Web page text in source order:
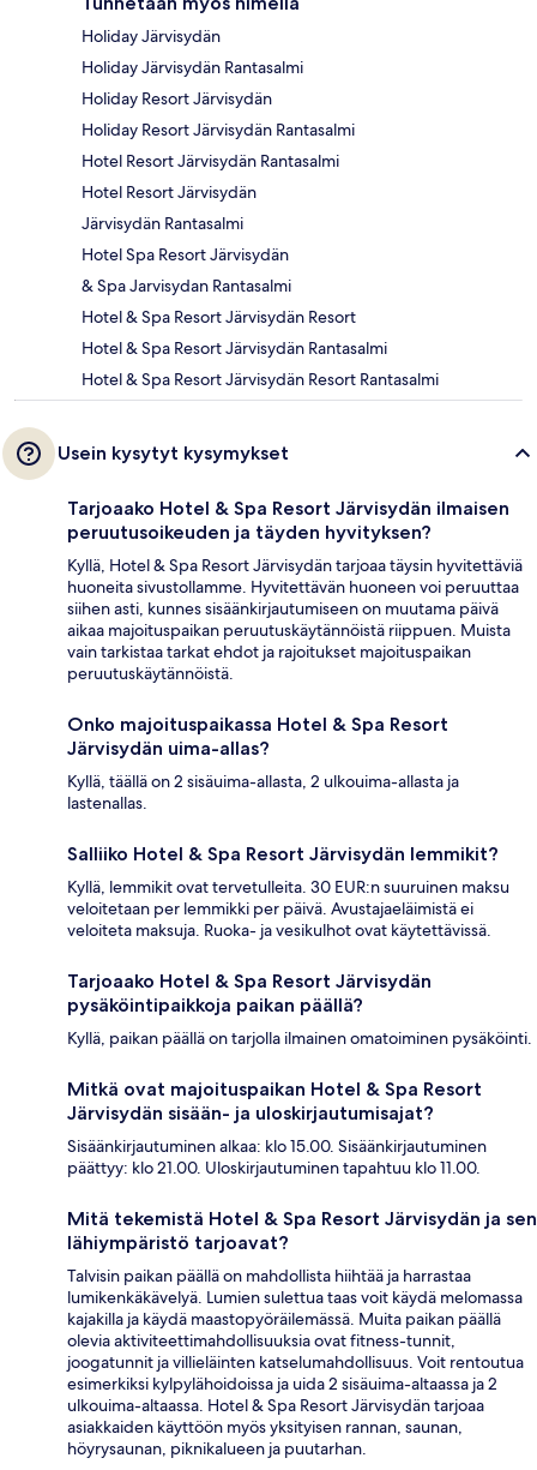
Holiday Järvisydän
Holiday Järvisydän Rantasalmi
Holiday Resort Järvisydän
Holiday Resort Järvisydän Rantasalmi
Hotel Resort Järvisydän Rantasalmi
Hotel Resort Järvisydän
Järvisydän Rantasalmi
Hotel Spa Resort Järvisydän
& Spa Jarvisydan Rantasalmi
Hotel & Spa Resort Järvisydän Resort
Hotel & Spa Resort Järvisydän Rantasalmi
Hotel & Spa Resort Järvisydän Resort Rantasalmi
Usein kysytyt kysymykset
Tarjoaako Hotel & Spa Resort Järvisydän ilmaisen
peruutusoikeuden ja täyden hyvityksen?
Kyllä, Hotel & Spa Resort Järvisydän tarjoaa täysin hyvitettäviä
huoneita sivustollamme. Hyvitettävän huoneen voi peruuttaa
siihen asti, kunnes sisäänkirjautumiseen on muutama päivä
aikaa majoituspaikan peruutuskäytännöistä riippuen. Muista
vain tarkistaa tarkat ehdot ja rajoitukset majoituspaikan
peruutuskäytännöistä.
Onko majoituspaikassa Hotel & Spa Resort
Järvisydän uima-allas?
Kyllä, täällä on 2 sisäuima-allasta, 2 ulkouima-allasta ja
lastenallas.
Salliiko Hotel & Spa Resort Järvisydän lemmikit?
Kyllä, lemmikit ovat tervetulleita. 30 EUR:n suuruinen maksu
veloitetaan per lemmikki per päivä. Avustajaeläimistä ei
veloiteta maksuja. Ruoka- ja vesikulhot ovat käytettävissä.
Tarjoaako Hotel & Spa Resort Järvisydän
pysäköintipaikkoja paikan päällä?
Kyllä, paikan päällä on tarjolla ilmainen omatoiminen pysäköinti.
Mitkä ovat majoituspaikan Hotel & Spa Resort
Järvisydän sisään- ja uloskirjautumisajat?
Sisäänkirjautuminen alkaa: klo 15.00. Sisäänkirjautuminen
päättyy: klo 21.00. Uloskirjautuminen tapahtuu klo 11.00.
Mitä tekemistä Hotel & Spa Resort Järvisydän ja sen
lähiympäristö tarjoavat?
Talvisin paikan päällä on mahdollista hiihtää ja harrastaa
lumikenkäkävelyä. Lumien sulettua taas voit käydä melomassa
kajakilla ja käydä maastopyöräilemässä. Muita paikan päällä
olevia aktiviteettimahdollisuuksia ovat fitness-tunnit,
joogatunnit ja villieläinten katselumahdollisuus. Voit rentoutua
esimerkiksi kylpylähoidoissa ja uida 2 sisäuima-altaassa ja 2
ulkouima-altaassa. Hotel & Spa Resort Järvisydän tarjoaa
asiakkaiden käyttöön myös yksityisen rannan, saunan,
höyrysaunan, piknikalueen ja puutarhan.